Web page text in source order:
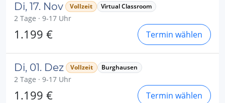
Di, 17. Nov Vollzeit Virtual Classroom
2 Tage · 9-17 Uhr
1.199 € Termin wählen
Di, 01. Dez Vollzeit Burghausen
2 Tage · 9-17 Uhr
1.199 € Termin wählen